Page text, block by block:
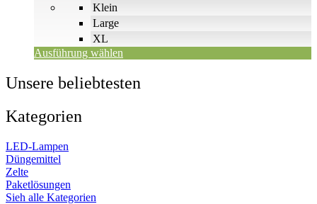
Klein
Large
XL
Ausführung wählen
Unsere beliebtesten
Kategorien
LED-Lampen
Düngemittel
Zelte
Paketlösungen
Sieh alle Kategorien